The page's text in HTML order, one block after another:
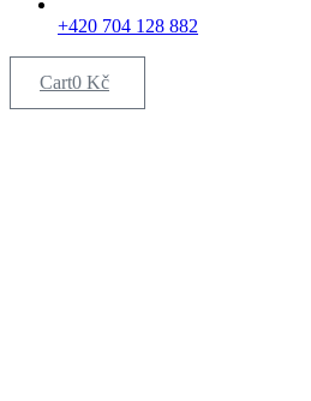
+420 704 128 882
0 Kč
Cart